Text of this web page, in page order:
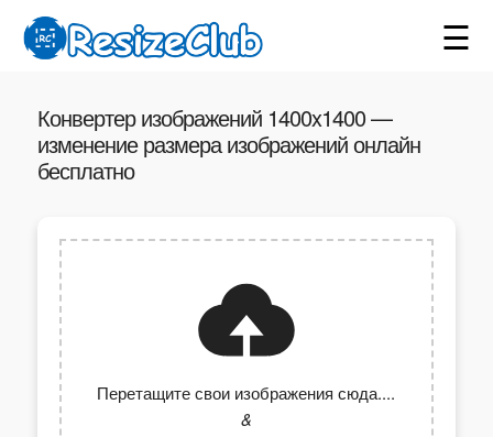
☰
Конвертер изображений 1400x1400 —
изменение размера изображений онлайн
бесплатно
Перетащите свои изображения сюда....
&